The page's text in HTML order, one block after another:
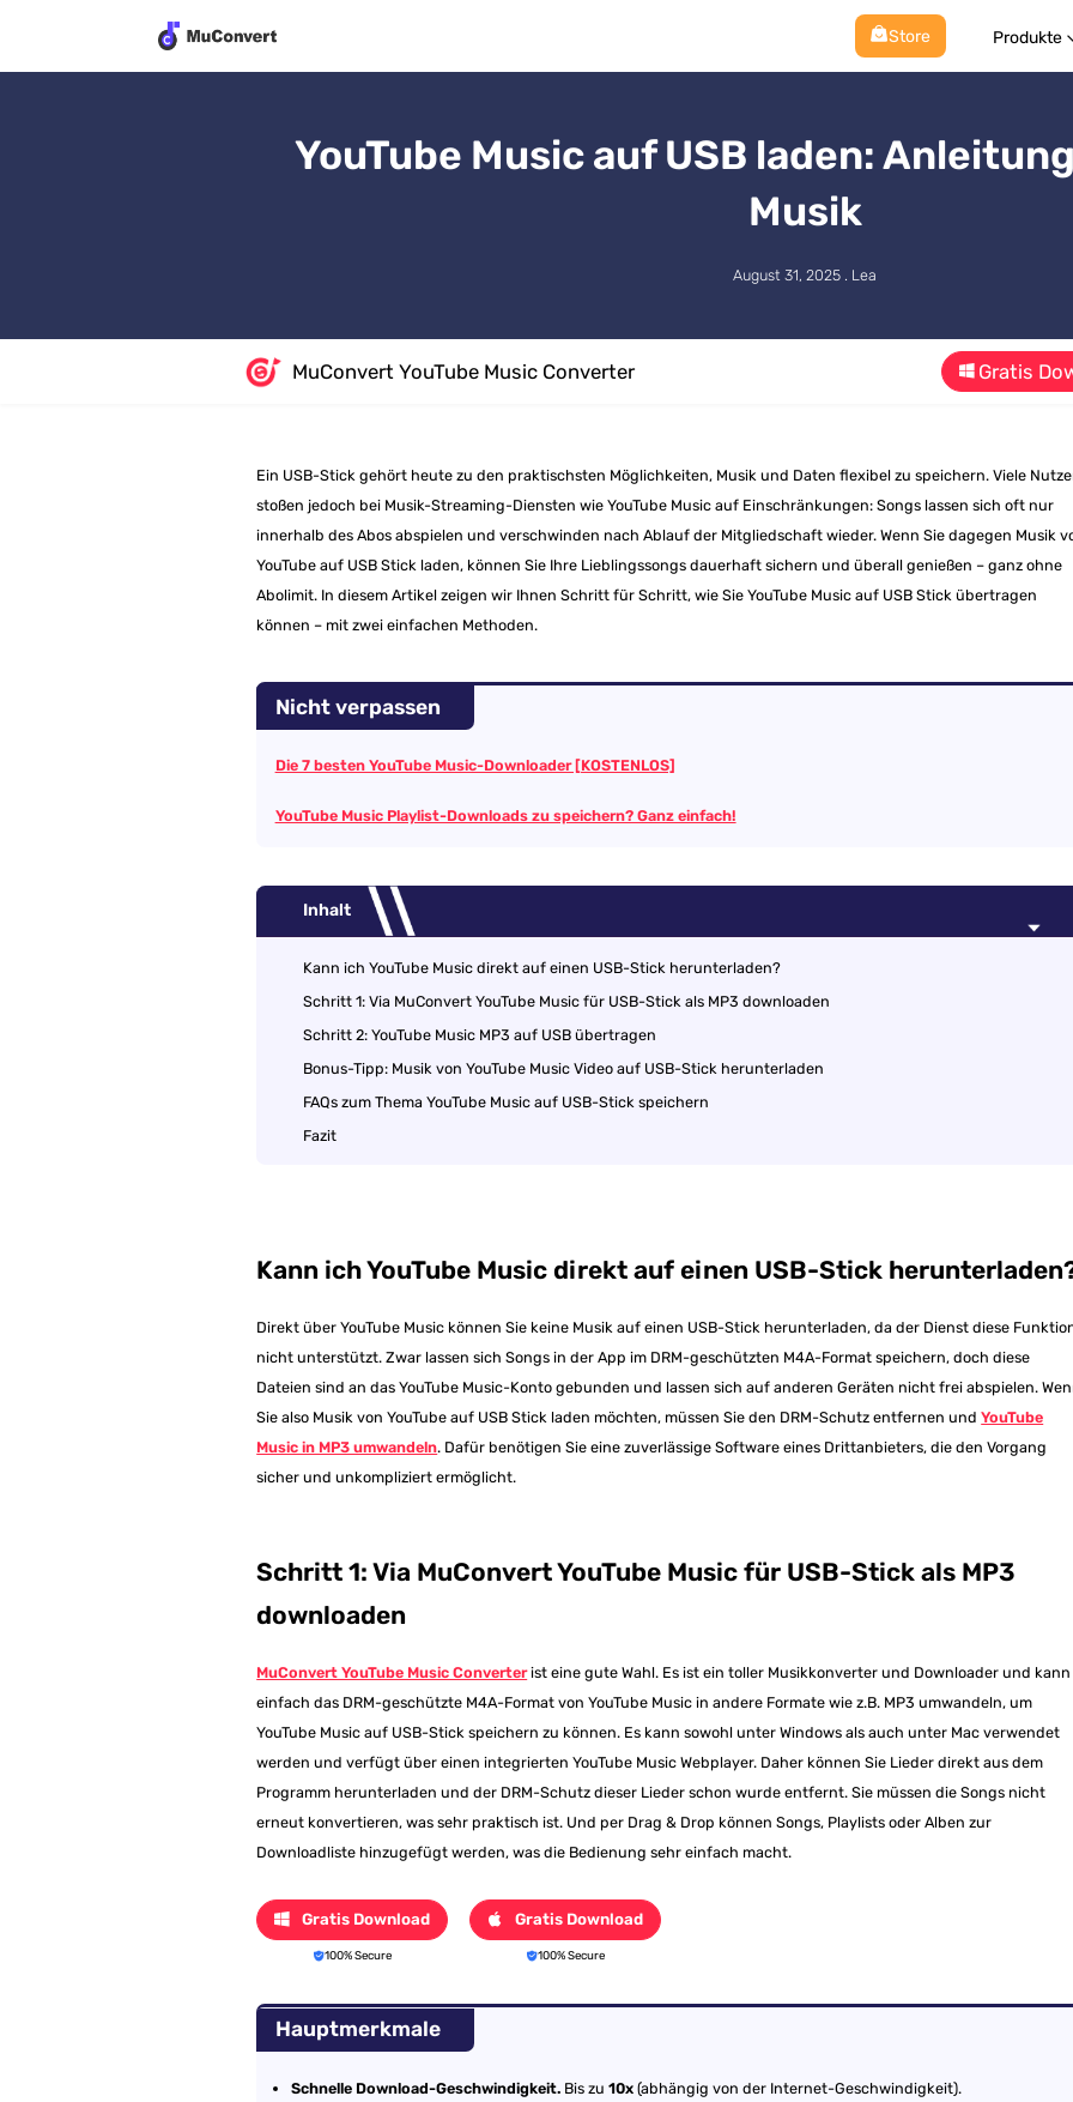
Store Produkte
YouTube Music auf USB laden:
Musik
August 31, 2025 . Lea
MuConvert YouTube Music Converter Gratis
Ein USB-Stick gehört heute zu den praktischsten Möglichkeiten, Musik und Daten flexibel zu speichern. Viele
stoßen jedoch bei Musik-Streaming-Diensten wie YouTube Music auf Einschränkungen: Songs lassen sich oft nur
innerhalb des Abos abspielen und verschwinden nach Ablauf der Mitgliedschaft wieder. Wenn Sie dagegen Musik
YouTube auf USB Stick laden, können Sie Ihre Lieblingssongs dauerhaft sichern und überall genießen – ganz ohne
Abolimit. In diesem Artikel zeigen wir Ihnen Schritt für Schritt, wie Sie YouTube Music auf USB Stick übertragen
können – mit zwei einfachen Methoden.
Nicht verpassen
Die 7 besten YouTube Music-Downloader [KOSTENLOS]
YouTube Music Playlist-Downloads zu speichern? Ganz einfach!
Inhalt
Kann ich YouTube Music direkt auf einen USB-Stick herunterladen?
Schritt 1: Via MuConvert YouTube Music für USB-Stick als MP3 downloaden
Schritt 2: YouTube Music MP3 auf USB übertragen
Bonus-Tipp: Musik von YouTube Music Video auf USB-Stick herunterladen
FAQs zum Thema YouTube Music auf USB-Stick speichern
Fazit
Kann ich YouTube Music direkt auf einen USB-Stick
Direkt über YouTube Music können Sie keine Musik auf einen USB-Stick herunterladen, da der Dienst diese
nicht unterstützt. Zwar lassen sich Songs in der App im DRM-geschützten M4A-Format speichern, doch diese
Dateien sind an das YouTube Music-Konto gebunden und lassen sich auf anderen Geräten nicht frei abspielen.
Sie also Musik von YouTube auf USB Stick laden möchten, müssen Sie den DRM-Schutz entfernen undYouTube
Music in MP3 umwandeln. Dafür benötigen Sie eine zuverlässige Software eines Drittanbieters, die den Vorgang
sicher und unkompliziert ermöglicht.
Schritt 1: Via MuConvert YouTube Music für USB-Stick als MP3
downloaden
MuConvert YouTube Music Converterist eine gute Wahl. Es ist ein toller Musikkonverter und Downloader und kann
einfach das DRM-geschützte M4A-Format von YouTube Music in andere Formate wie z.B. MP3 umwandeln, um
YouTube Music auf USB-Stick speichern zu können. Es kann sowohl unter Windows als auch unter Mac verwendet
werden und verfügt über einen integrierten YouTube Music Webplayer. Daher können Sie Lieder direkt aus dem
Programm herunterladen und der DRM-Schutz dieser Lieder schon wurde entfernt. Sie müssen die Songs nicht
erneut konvertieren, was sehr praktisch ist. Und per Drag & Drop können Songs, Playlists oder Alben zur
Downloadliste hinzugefügt werden, was die Bedienung sehr einfach macht.
Gratis Download
100% Secure
Gratis Download
100% Secure
Hauptmerkmale
Schnelle Download-Geschwindigkeit.Bis zu 10x(abhängig von der Internet-Geschwindigkeit).